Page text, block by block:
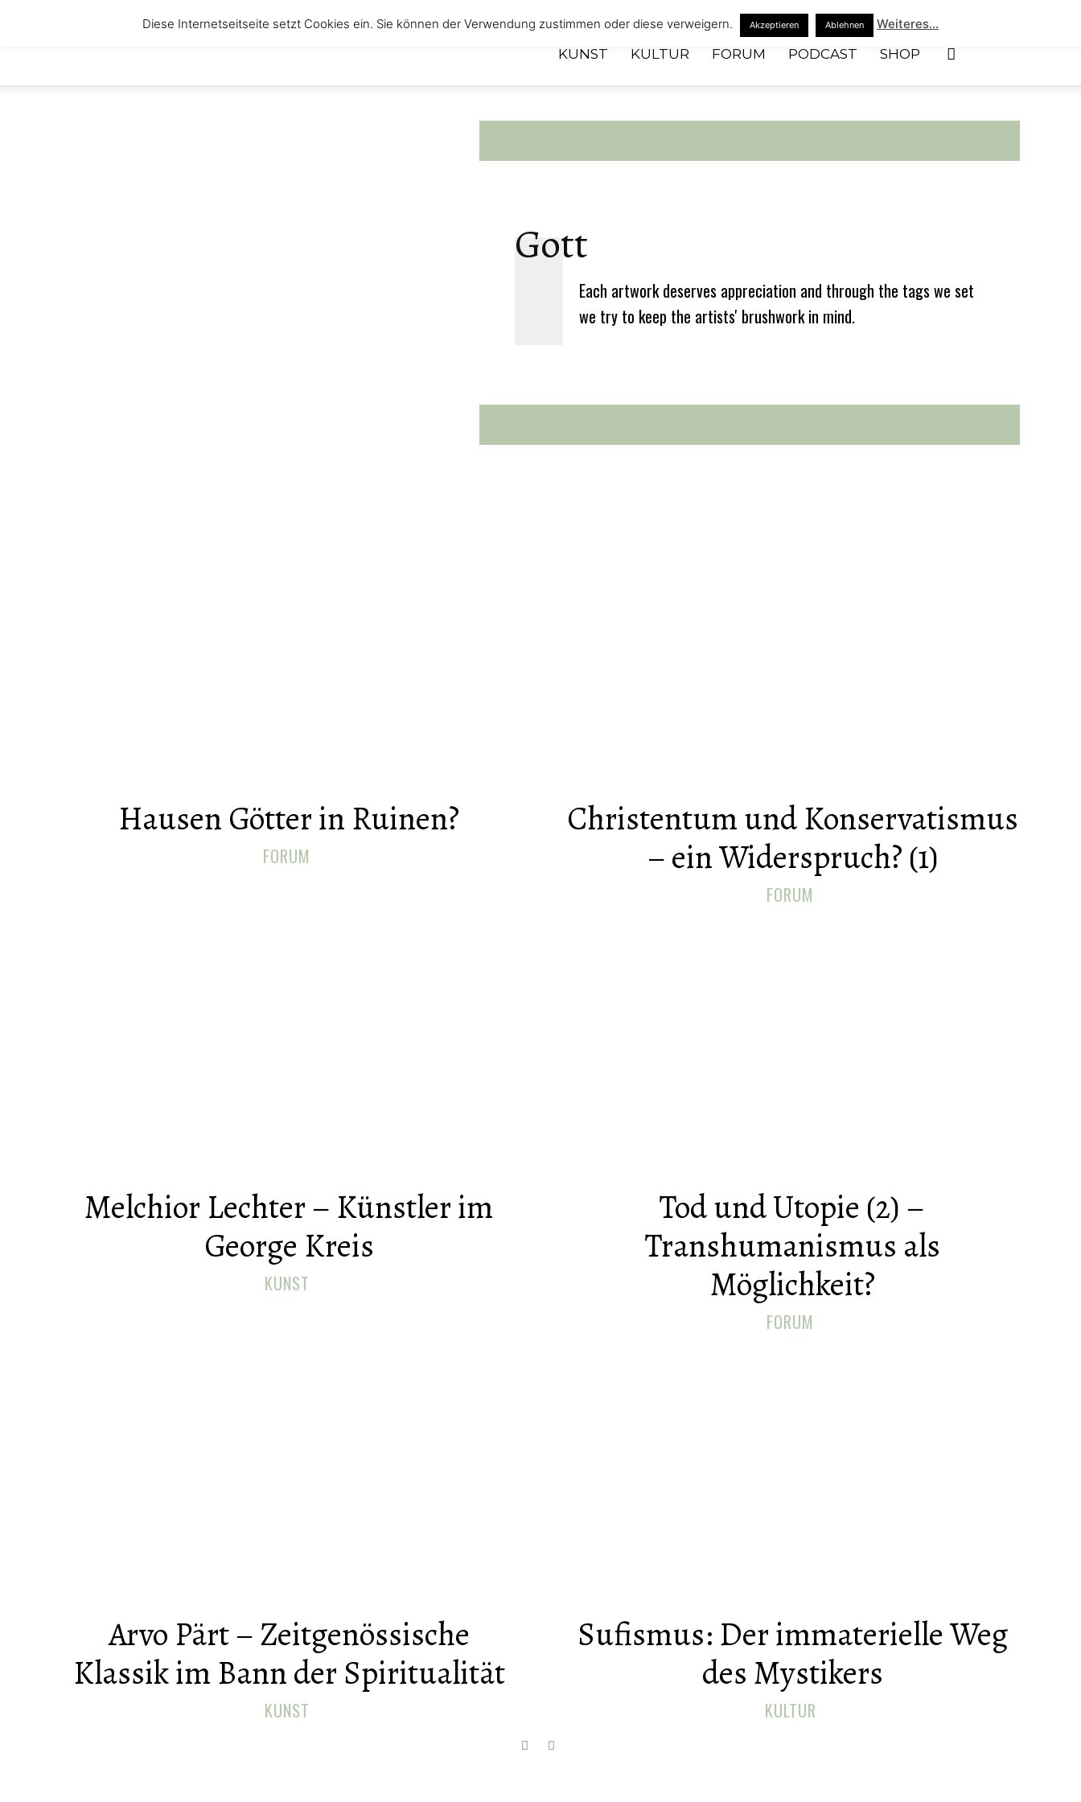
KUNST KULTUR FORUM PODCAST SHOP
Gott
Each artwork deserves appreciation and through the tags we set
we try to keep the artists' brushwork in mind.
Hausen Götter in Ruinen?
FORUM
Christentum und Konservatismus
– ein Widerspruch? (1)
FORUM
Melchior Lechter – Künstler im
George Kreis
KUNST
Tod und Utopie (2) –
Transhumanismus als
Möglichkeit?
FORUM
Arvo Pärt – Zeitgenössische
Klassik im Bann der Spiritualität
KUNST
Sufismus: Der immaterielle Weg
des Mystikers
KULTUR
Diese Internetseitseite setzt Cookies ein. Sie können der Verwendung zustimmen oder diese verweigern. Akzeptieren Ablehnen Weiteres...